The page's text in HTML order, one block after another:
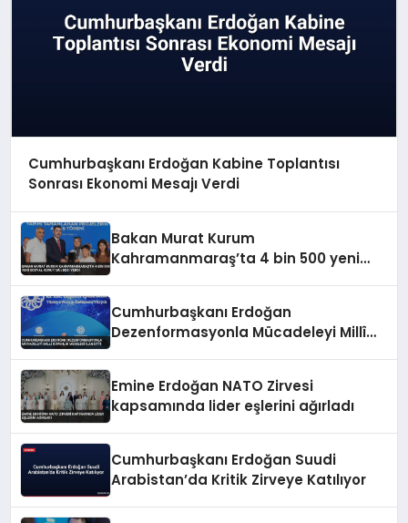
Cumhurbaşkanı Erdoğan Kabine Toplantısı
Sonrası Ekonomi Mesajı Verdi
Bakan Murat Kurum
Kahramanmaraş’ta 4 bin 500 yeni
Cumhurbaşkanı Erdoğan
Dezenformasyonla Mücadeleyi Millî
Emine Erdoğan NATO Zirvesi
kapsamında lider eşlerini ağırladı
Cumhurbaşkanı Erdoğan Suudi
Arabistan’da Kritik Zirveye Katılıyor